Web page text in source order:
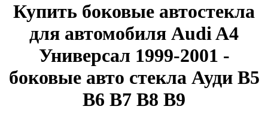
Купить боковые автостекла
для автомобиля Audi A4
Универсал 1999-2001 -
боковые авто стекла Ауди B5
B6 B7 B8 B9